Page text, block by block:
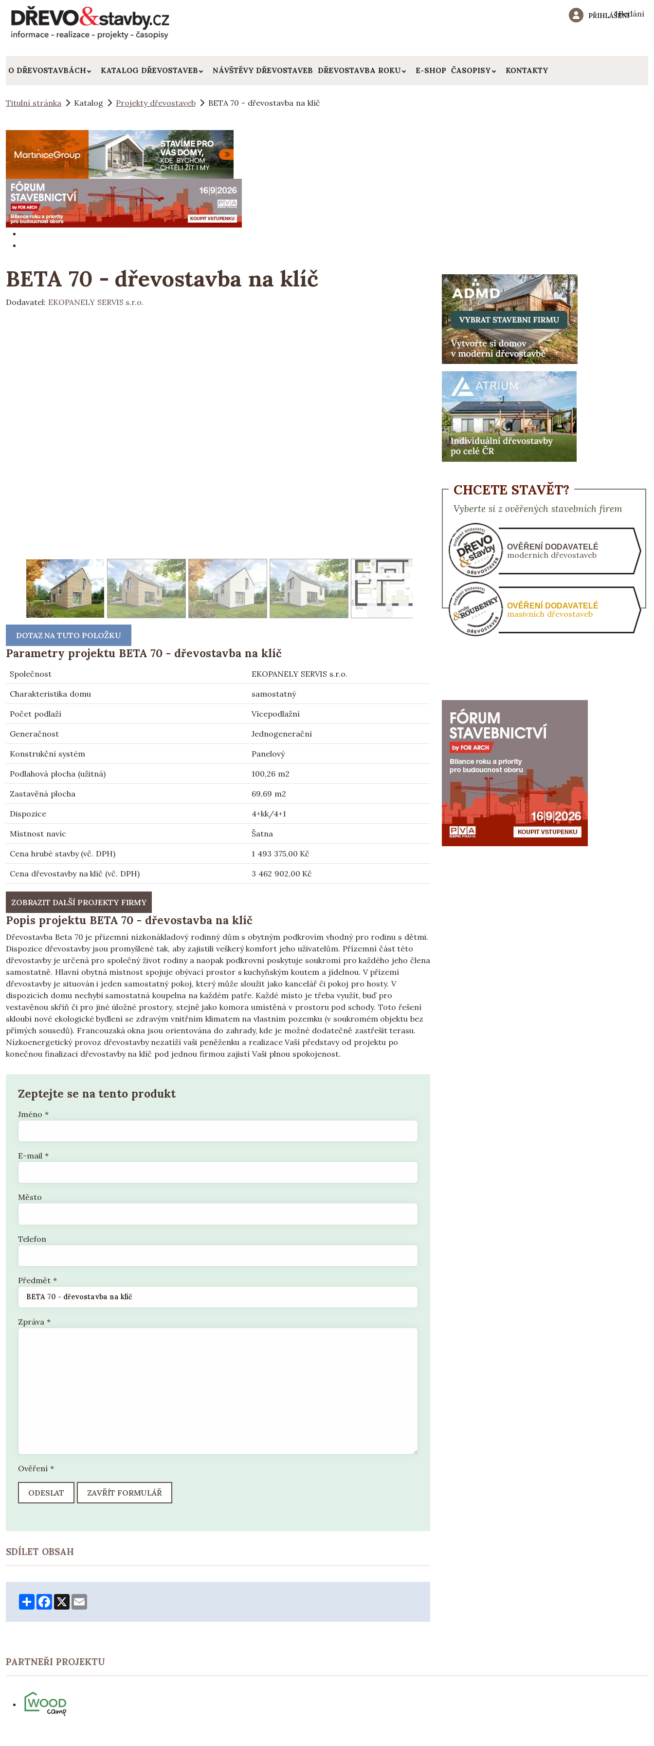
Hledání
PŘIHLÁŠENÍ
O DŘEVOSTAVBÁCH KATALOG DŘEVOSTAVEB NÁVŠTĚVY DŘEVOSTAVEB DŘEVOSTAVBA ROKU E-SHOP ČASOPISY KONTAKTY
Titulní stránka Katalog Projekty dřevostaveb BETA 70 - dřevostavba na klíč
BETA 70 - dřevostavba na klíč
Dodavatel: EKOPANELY SERVIS s.r.o.
DOTAZ NA TUTO POLOŽKU
Parametry projektu BETA 70 - dřevostavba na klíč
Společnost EKOPANELY SERVIS s.r.o.
Charakteristika domu samostatný
Počet podlaží Vícepodlažní
Generačnost Jednogenerační
Konstrukční systém Panelový
Podlahová plocha (užitná) 100,26 m2
Zastavěná plocha 69,69 m2
Dispozice 4+kk/4+1
Místnost navíc Šatna
Cena hrubé stavby (vč. DPH) 1 493 375,00 Kč
Cena dřevostavby na klíč (vč. DPH) 3 462 902,00 Kč
ZOBRAZIT DALŠÍ PROJEKTY FIRMY
Popis projektu BETA 70 - dřevostavba na klíč
Dřevostavba Beta 70 je přízemní nízkonákladový rodinný dům s obytným podkrovím vhodný pro rodinu s dětmi.
Dispozice dřevostavby jsou promyšlené tak, aby zajistili veškerý komfort jeho uživatelům. Přízemní část této
dřevostavby je určená pro společný život rodiny a naopak podkrovní poskytuje soukromí pro každého jeho člena
samostatně. Hlavní obytná místnost spojuje obývací prostor s kuchyňským koutem a jídelnou. V přízemí
dřevostavby je situován i jeden samostatný pokoj, který může sloužit jako kancelář či pokoj pro hosty. V
dispozicích domu nechybí samostatná koupelna na každém patře. Každé místo je třeba využít, buď pro
vestavěnou skříň či pro jiné úložné prostory, stejně jako komora umístěná v prostoru pod schody. Toto řešení
skloubí nové ekologické bydlení se zdravým vnitřním klimatem na vlastním pozemku (v soukromém objektu bez
přímých sousedů). Francouzská okna jsou orientována do zahrady, kde je možné dodatečně zastřešit terasu.
Nízkoenergetický provoz dřevostavby nezatíží vaši peněženku a realizace Vaší představy od projektu po
konečnou finalizaci dřevostavby na klíč pod jednou firmou zajistí Vaši plnou spokojenost.
Zeptejte se na tento produkt
Jméno *
E-mail *
Město
Telefon
Předmět *
Zpráva *
Ověření *
ODESLAT ZAVŘÍT FORMULÁŘ
SDÍLET OBSAH
ShareFacebook
X
CHCETE STAVĚT?
Vyberte si z ověřených stavebních firem
OVĚŘENÍ DODAVATELÉ
moderních dřevostaveb
OVĚŘENÍ DODAVATELÉ
masivních dřevostaveb
PARTNEŘI PROJEKTU